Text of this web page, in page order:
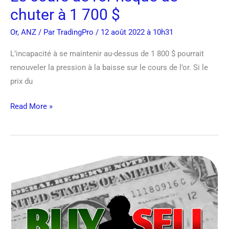
chuter à 1 700 $
Or, ANZ / Par TradingPro / 12 août 2022 à 10h31
L’incapacité à se maintenir au-dessus de 1 800 $ pourrait
renouveler la pression à la baisse sur le cours de l’or. Si le
prix du
Read More »
a
probablement
atteint